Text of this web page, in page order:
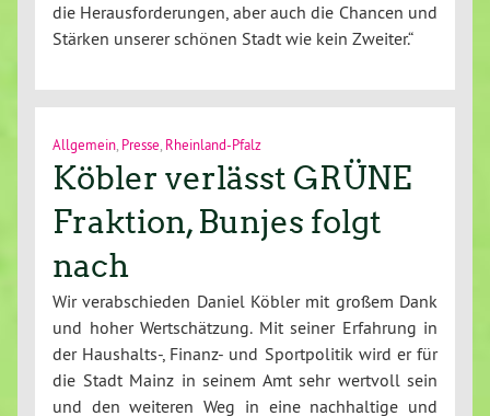
die Herausforderungen, aber auch die Chancen und
Stärken unserer schönen Stadt wie kein Zweiter.“
Allgemein Presse Rheinland-Pfalz
Köbler verlässt GRÜNE
Fraktion, Bunjes folgt
nach
Wir verabschieden Daniel Köbler mit großem Dank
und hoher Wertschätzung. Mit seiner Erfahrung in
der Haushalts-, Finanz- und Sportpolitik wird er für
die Stadt Mainz in seinem Amt sehr wertvoll sein
und den weiteren Weg in eine nachhaltige und